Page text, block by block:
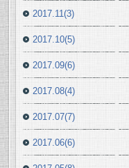
2017.11(3)
2017.10(5)
2017.09(6)
2017.08(4)
2017.07(7)
2017.06(6)